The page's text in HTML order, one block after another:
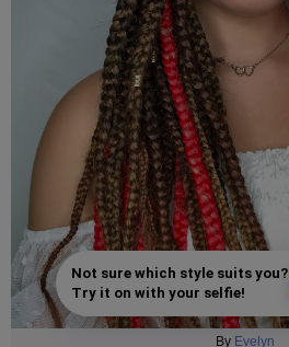
Not sure which style suits you?
Try it on with your selfie!
By Evelyn